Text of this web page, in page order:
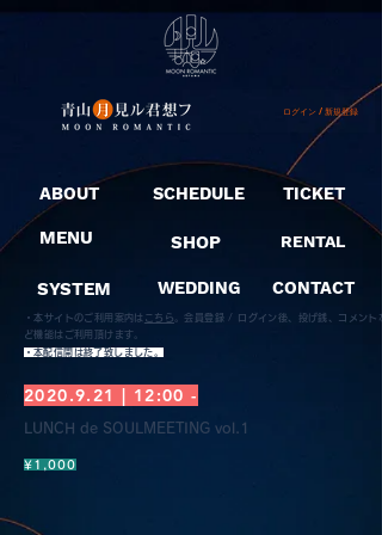
ログイン / 新規登録
ABOUT
MENU
SYSTEM
SCHEDULE
SHOP
WEDDING
TICKET
RENTAL
CONTACT
・本サイトのご利用案内は こちら
会員登録 / ログイン後、投げ銭、コメント
ど機能はご利用頂けます。
​・本配信開は終了致しました。
2020.9.21 | 12:00 -
LUNCH de SOULMEETING vol.1
¥1,000